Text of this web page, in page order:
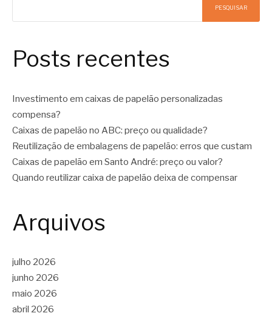
PESQUISAR
Posts recentes
Investimento em caixas de papelão personalizadas
compensa?
Caixas de papelão no ABC: preço ou qualidade?
Reutilização de embalagens de papelão: erros que custam
Caixas de papelão em Santo André: preço ou valor?
Quando reutilizar caixa de papelão deixa de compensar
Arquivos
julho 2026
junho 2026
maio 2026
abril 2026